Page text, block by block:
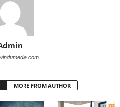
MORE FROM AUTHOR